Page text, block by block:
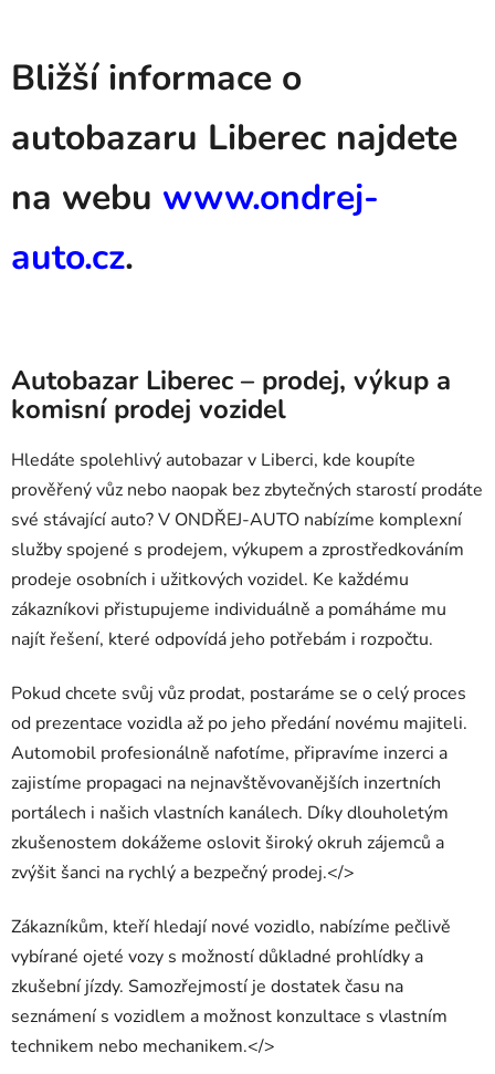
Bližší informace o
autobazaru Liberec najdete
na webu www.ondrej-
auto.cz.
Autobazar Liberec – prodej, výkup a
komisní prodej vozidel
Hledáte spolehlivý autobazar v Liberci, kde koupíte
prověřený vůz nebo naopak bez zbytečných starostí prodáte
své stávající auto? V ONDŘEJ-AUTO nabízíme komplexní
služby spojené s prodejem, výkupem a zprostředkováním
prodeje osobních i užitkových vozidel. Ke každému
zákazníkovi přistupujeme individuálně a pomáháme mu
najít řešení, které odpovídá jeho potřebám i rozpočtu.
Pokud chcete svůj vůz prodat, postaráme se o celý proces
od prezentace vozidla až po jeho předání novému majiteli.
Automobil profesionálně nafotíme, připravíme inzerci a
zajistíme propagaci na nejnavštěvovanějších inzertních
portálech i našich vlastních kanálech. Díky dlouholetým
zkušenostem dokážeme oslovit široký okruh zájemců a
zvýšit šanci na rychlý a bezpečný prodej.</>
Zákazníkům, kteří hledají nové vozidlo, nabízíme pečlivě
vybírané ojeté vozy s možností důkladné prohlídky a
zkušební jízdy. Samozřejmostí je dostatek času na
seznámení s vozidlem a možnost konzultace s vlastním
technikem nebo mechanikem.</>